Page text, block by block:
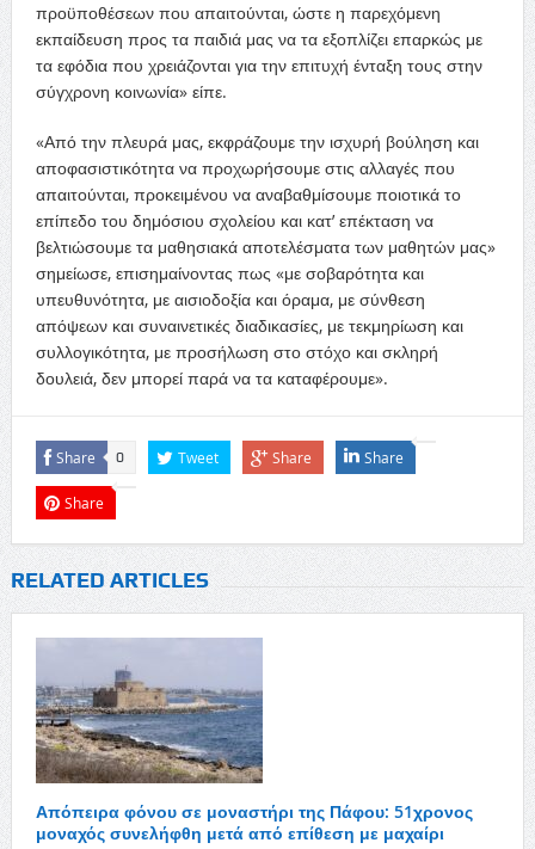
προϋποθέσεων που απαιτούνται, ώστε η παρεχόμενη
εκπαίδευση προς τα παιδιά μας να τα εξοπλίζει επαρκώς με
τα εφόδια που χρειάζονται για την επιτυχή ένταξη τους στην
σύγχρονη κοινωνία» είπε.
«Από την πλευρά μας, εκφράζουμε την ισχυρή βούληση και
αποφασιστικότητα να προχωρήσουμε στις αλλαγές που
απαιτούνται, προκειμένου να αναβαθμίσουμε ποιοτικά το
επίπεδο του δημόσιου σχολείου και κατ’ επέκταση να
βελτιώσουμε τα μαθησιακά αποτελέσματα των μαθητών μας»
σημείωσε, επισημαίνοντας πως «με σοβαρότητα και
υπευθυνότητα, με αισιοδοξία και όραμα, με σύνθεση
απόψεων και συναινετικές διαδικασίες, με τεκμηρίωση και
συλλογικότητα, με προσήλωση στο στόχο και σκληρή
δουλειά, δεν μπορεί παρά να τα καταφέρουμε».
Share 0 Tweet Share Share
Share
RELATED ARTICLES
Απόπειρα φόνου σε μοναστήρι της Πάφου: 51χρονος
μοναχός συνελήφθη μετά από επίθεση με μαχαίρι